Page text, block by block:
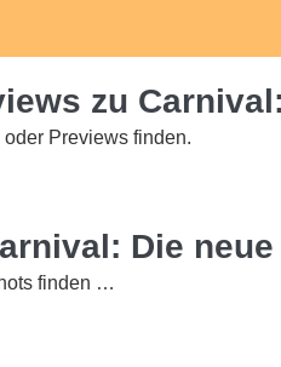
zu
Previews finden.
Die
finden …